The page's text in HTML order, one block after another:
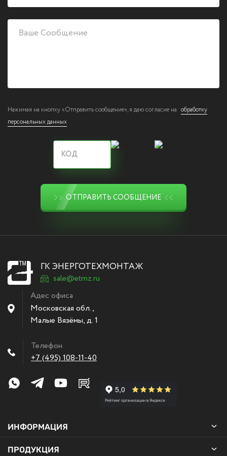
Нажимая на кнопку «Отправить сообщение», я даю согласие на обработку
персональных данных
ОТПРАВИТЬ СООБЩЕНИЕ
ГК ЭНЕРГОТЕХМОНТАЖ
sale@etmz.ru
Адес офиса
Московская обл.,
Малые Вязёмы,д. 1
Телефон
+7 (495) 108-11-40
ИНФОРМАЦИЯ
ПРОДУКЦИЯ